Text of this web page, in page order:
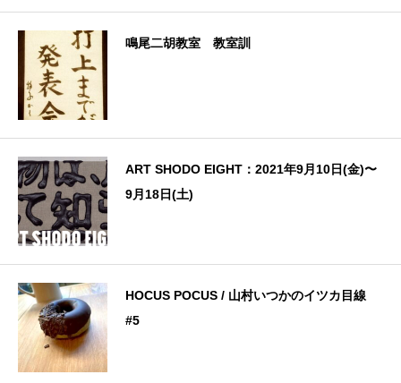
鳴尾二胡教室 教室訓
ART SHODO EIGHT：2021年9月10日(金)〜
9月18日(土)
HOCUS POCUS / 山村いつかのイツカ目線
#5